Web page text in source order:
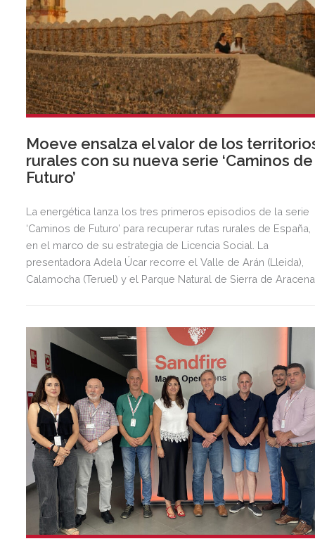
Moeve ensalza el valor de los
rurales con su nueva serie ‘Caminos de
Futuro’
La energética lanza los tres primeros episodios de la serie
‘Caminos de Futuro’ para recuperar rutas rurales de España,
en el marco de su estrategia de Licencia Social. La
presentadora Adela Úcar recorre el Valle de Arán (Lleida),
Calamocha (Teruel) y el Parque Natural de Sierra de Aracena